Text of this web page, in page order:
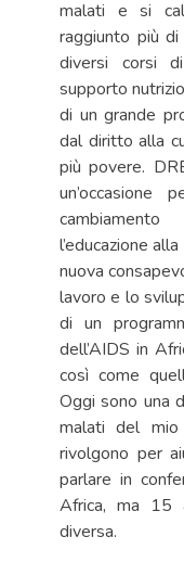
malati e si
raggiunto più
diversi corsi
supporto
di un grande
dal diritto alla
più povere.
un’occasione
l’educazione
nuova
lavoro e lo
di un
dell’AIDS in
così come
Oggi sono una
malati del
rivolgono per
parlare in
Africa, ma 15
diversa.